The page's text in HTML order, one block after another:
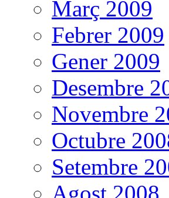
Març 2009
Febrer 2009
Gener 2009
Desembre
Novembre
Octubre
Setembre
Agost 2008